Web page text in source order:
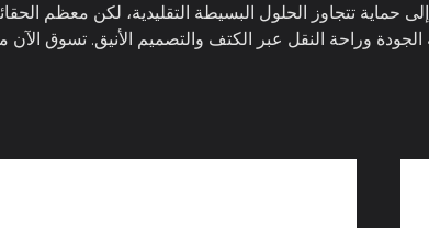
الجودة وراحة النقل عبر الكتف والتصميم الأنيق.